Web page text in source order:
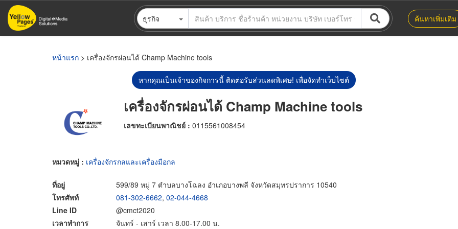
ข้าม
ไป
ธุรกิจ ค้นหาเพิ่มเติม
หน้าแรก > เครื่องจักรผ่อนได้ Champ Machine tools
หากคุณเป็นเจ้าของกิจการนี้ ติดต่อรับส่วนลดพิเศษ! เพื่อจัดทำเว็บไซต์
เครื่องจักรผ่อนได้ Champ Machine tools
เลขทะเบียนพาณิชย์ : 0115561008454
หมวดหมู่ : เครื่องจักรกลและเครื่องมือกล
ที่อยู่
599/89 หมู่ 7 ตำบลบางโฉลง อำเภอบางพลี จังหวัดสมุทรปราการ 10540
โทรศัพท์
081-302-6662, 02-044-4668
Line ID
@cmct2020
เวลาทำการ
จันทร์ - เสาร์ เวลา 8.00-17.00 น.